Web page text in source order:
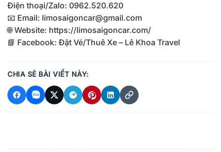
Điện thoại/Zalo: 0962.520.620
📧 Email: limosaigoncar@gmail.com
🌐 Website: https://limosaigoncar.com/
📘 Facebook: Đặt Vé/Thuê Xe – Lê Khoa Travel
CHIA SẺ BÀI VIẾT NÀY: